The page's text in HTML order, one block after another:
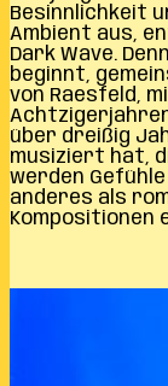
Besinnlichkeit
Ambient aus,
Dark Wave.
beginnt,
von Raesfeld,
über dreißig
musiziert hat,
werden
anderes als
Kompositionen